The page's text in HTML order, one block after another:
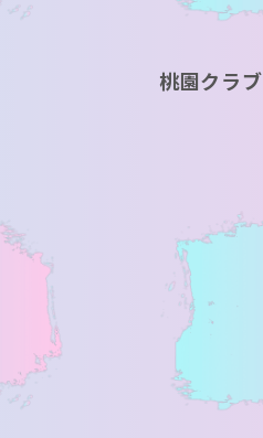
桃園クラブ